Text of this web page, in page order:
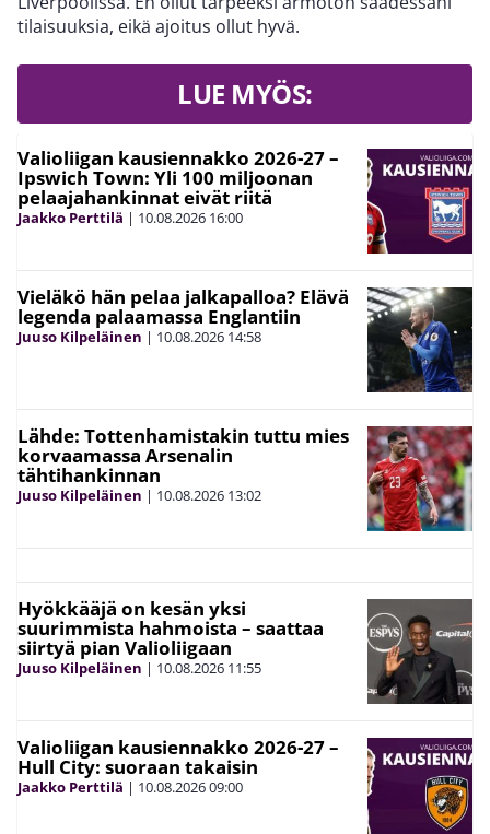
tilaisuuksia, eikä ajoitus ollut hyvä.
LUE MYÖS:
Valioliigan kausiennakko 2026-27 –
Ipswich Town: Yli 100 miljoonan
pelaajahankinnat eivät riitä
Jaakko Perttilä | 10.08.2026 16:00
Vieläkö hän pelaa jalkapalloa? Elävä
legenda palaamassa Englantiin
Juuso Kilpeläinen | 10.08.2026 14:58
Lähde: Tottenhamistakin tuttu mies
korvaamassa Arsenalin
tähtihankinnan
Juuso Kilpeläinen | 10.08.2026 13:02
Hyökkääjä on kesän yksi
suurimmista hahmoista – saattaa
siirtyä pian Valioliigaan
Juuso Kilpeläinen | 10.08.2026 11:55
Valioliigan kausiennakko 2026-27 –
Hull City: suoraan takaisin
Jaakko Perttilä | 10.08.202609:00